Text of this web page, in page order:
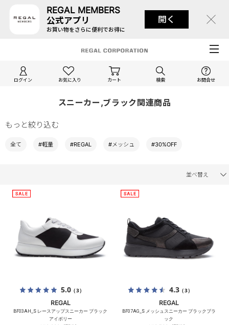
REGAL MEMBERS
公式アプリ
お買い物をさらに便利でお得に
開く
ログイン お気に入り カート 検索 お問合せ
スニーカー,ブラック関連商品
もっと絞り込む
全て #軽量 #REGAL #メッシュ #30%OFF
並べ替え
5.0（3）
REGAL
BF03AH_S レースアップスニーカー ブラック
アイボリー
4.3（3）
REGAL
BF07AG_S メッシュスニーカー ブラックブラ
ック